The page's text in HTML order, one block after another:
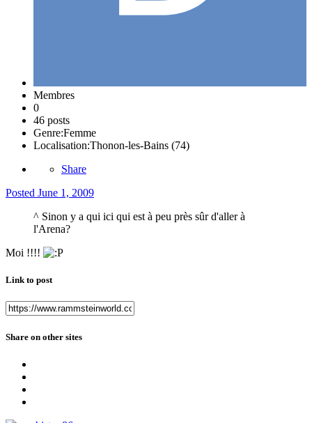
Membres
0
46 posts
Genre:Femme
Localisation:Thonon-les-Bains (74)
Share
Posted June 1, 2009
^ Sinon y a qui ici qui est à peu près sûr d'aller à
l'Arena?
Moi !!!!
Link to post
Share on other sites